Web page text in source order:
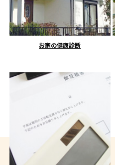
お家の健康診断